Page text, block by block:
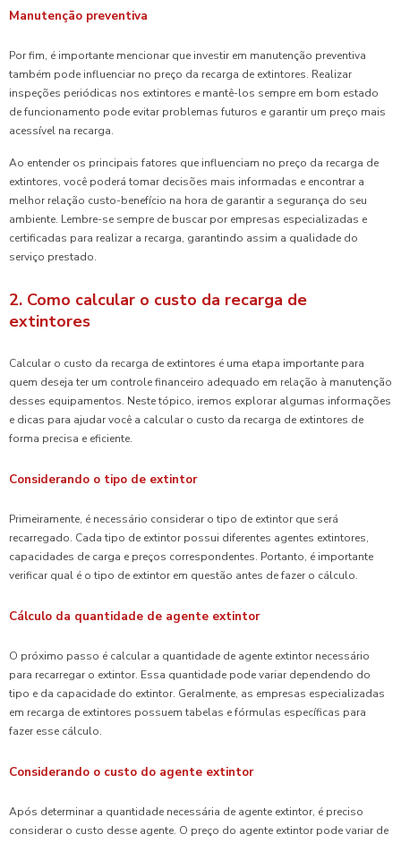
Manutenção preventiva
Por fim, é importante mencionar que investir em manutenção preventiva
também pode influenciar no preço da recarga de extintores. Realizar
inspeções periódicas nos extintores e mantê-los sempre em bom estado
de funcionamento pode evitar problemas futuros e garantir um preço mais
acessível na recarga.
Ao entender os principais fatores que influenciam no preço da recarga de
extintores, você poderá tomar decisões mais informadas e encontrar a
melhor relação custo-benefício na hora de garantir a segurança do seu
ambiente. Lembre-se sempre de buscar por empresas especializadas e
certificadas para realizar a recarga, garantindo assim a qualidade do
serviço prestado.
2. Como calcular o custo da recarga de
extintores
Calcular o custo da recarga de extintores é uma etapa importante para
quem deseja ter um controle financeiro adequado em relação à manutenção
desses equipamentos. Neste tópico, iremos explorar algumas informações
e dicas para ajudar você a calcular o custo da recarga de extintores de
forma precisa e eficiente.
Considerando o tipo de extintor
Primeiramente, é necessário considerar o tipo de extintor que será
recarregado. Cada tipo de extintor possui diferentes agentes extintores,
capacidades de carga e preços correspondentes. Portanto, é importante
verificar qual é o tipo de extintor em questão antes de fazer o cálculo.
Cálculo da quantidade de agente extintor
O próximo passo é calcular a quantidade de agente extintor necessário
para recarregar o extintor. Essa quantidade pode variar dependendo do
tipo e da capacidade do extintor. Geralmente, as empresas especializadas
em recarga de extintores possuem tabelas e fórmulas específicas para
fazer esse cálculo.
Considerando o custo do agente extintor
Após determinar a quantidade necessária de agente extintor, é preciso
considerar o custo desse agente. O preço do agente extintor pode variar de